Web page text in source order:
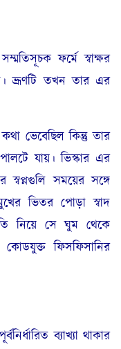
ফর্মে স্বাক্ষর
ভ্রূণটি তখন তার এর
ভেবেছিল কিন্তু তার
যায়। ভিস্কার এর
সময়ের সঙ্গে
ভিতর পোড়া স্বাদ
নিয়ে সে ঘুম থেকে
ফিসফিসানির
ব্যাখ্যা থাকার